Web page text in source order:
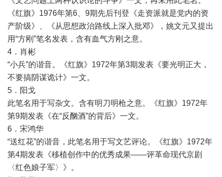
《红旗》1976年第6、9期先后刊登《走资派就是党内的资
产阶级》、《从思想政治路线上深入批邓》，姚文元又提出
用“方刚”笔名发表，含有血气方刚之意。
4．肖彬
“小兵”的谐音。《红旗》1972年第3期发表《要光明正大，
不要搞阴谋诡计》一文。
5．阳戈
此笔名用于写杂文。含有明刀明枪之意。《红旗》1972年
第9期发表《在“反酗酒”的背后》一文。
6．宋鸿华
“送红花”的谐音，此笔名用于写文艺评论。《红旗》1972年
第4期发表《移植创作中的优秀成果——评革命现代京剧
〈红色娘子军〉》。